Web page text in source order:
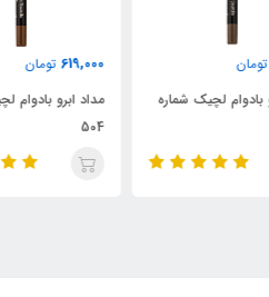
لچیک شماره
619,000 تومان
مداد ابرو بادوام
504